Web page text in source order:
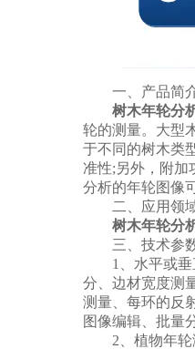
一、产品简
树木年轮分
轮的测量。大型
于不同的树木类
准性;另外，附加
分析的年轮图像
二、应用领
树木年轮分
三、技术参
1、水平或垂直
分、边材宽度测
测量、每环的反
图像编辑、批量
2、植物年轮